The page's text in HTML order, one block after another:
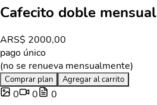
Cafecito doble mensual
ARS$ 2000,00
pago único
(no se renueva mensualmente)
Comprar plan Agregar al carrito
0 0 0